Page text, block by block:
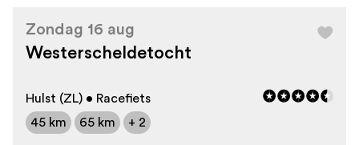
Zondag 16 aug
Westerscheldetocht
Hulst (ZL) • Racefiets
45 km
65 km + 2